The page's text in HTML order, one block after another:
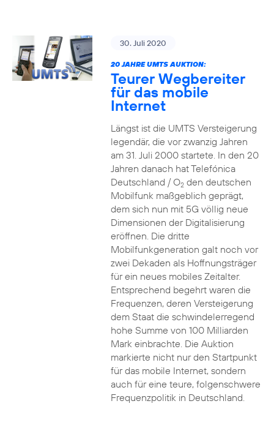
30. Juli 2020
20 JAHRE UMTS AUKTION:
Teurer Wegbereiter
für das mobile
Internet
Längst ist die UMTS Versteigerung
legendär, die vor zwanzig Jahren
am 31. Juli 2000 startete. In den 20
Jahren danach hat Telefónica
Deutschland / O2den deutschen
Mobilfunk maßgeblich geprägt,
dem sich nun mit 5G völlig neue
Dimensionen der Digitalisierung
eröffnen. Die dritte
Mobilfunkgeneration galt noch vor
zwei Dekaden als Hoffnungsträger
für ein neues mobiles Zeitalter.
Entsprechend begehrt waren die
Frequenzen, deren Versteigerung
dem Staat die schwindelerregend
hohe Summe von 100 Milliarden
Mark einbrachte. Die Auktion
markierte nicht nur den Startpunkt
für das mobile Internet, sondern
auch für eine teure, folgenschwere
Frequenzpolitik in Deutschland.